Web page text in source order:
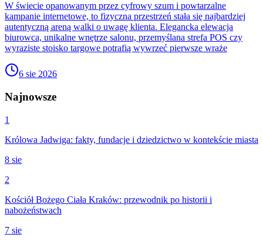
W świecie opanowanym przez cyfrowy szum i powtarzalne
kampanie internetowe, to fizyczna przestrzeń stała się najbardziej
autentyczną areną walki o uwagę klienta. Elegancka elewacja
biurowca, unikalne wnętrze salonu, przemyślana strefa POS czy
wyraziste stoisko targowe potrafią wywrzeć pierwsze wraże
6 sie 2026
Najnowsze
1
Królowa Jadwiga: fakty, fundacje i dziedzictwo w kontekście miasta
8 sie
2
Kościół Bożego Ciała Kraków: przewodnik po historii i
nabożeństwach
7 sie